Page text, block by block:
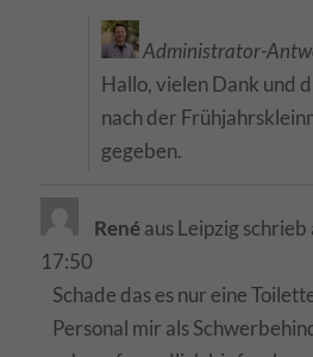
Administrator-
Hallo, vielen Dank und
nach der
gegeben.
Renéaus Leipzig schrieb
17:50
Schade das es nur eine
Personal mir als